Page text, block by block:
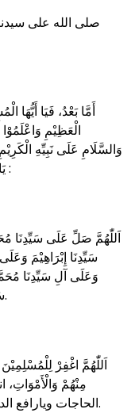
صلى الله على
أَمَّا بَعْدُ، فَيَا أَيُّهَا
الْعَظِيْمِ
وَالسَّلَامِ عَلَى نَبِيِّهِ
يَا أَيُّهَا الَّذِينَ آمَنُوا صَلُّوا عَلَيْهِ وَسَلِّمُوا تَسْلِيمًا :
اَللّٰهُمَّ صَلِّ عَلَى سَيِّدِنَا
سَيِّدِنَا إِبْرَاهِيْمَ
وَعَلَى آلِ سَيِّدِنَا
سَيِّدِنَا إِبْرَاهِيْمَ، فِيْ الْعَالَمِيْنَ إِنَّكَ حَمِيْدٌ مَجِيْدٌ.
اَللّٰهُمَّ اغْفِرْ
مِنْهُمْ
الحاجات ويارافع الدرجات ويا شافي الأمراض ويا دافع البليات.